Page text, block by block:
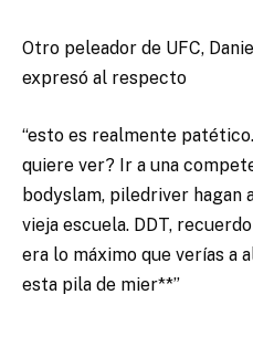
Otro peleador de UFC,
expresó al respecto
“esto es realmente
quiere ver? Ir a una
bodyslam, piledriver hagan
vieja escuela. DDT,
era lo máximo que verías a
esta pila de mier**”